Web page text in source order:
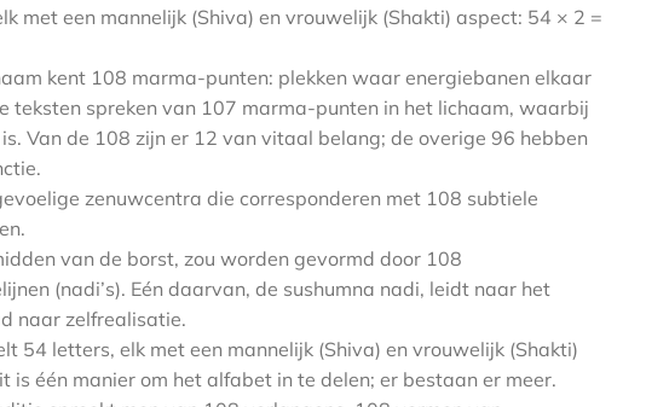
met een mannelijk (Shiva) en vrouwelijk (Shakti) aspect: 54 × 2 =
kent 108 marma-punten: plekken waar energiebanen elkaar
teksten spreken van 107 marma-punten in het lichaam, waarbij
Van de 108 zijn er 12 van vitaal belang; de overige 96 hebben
zenuwcentra die corresponderen met 108 subtiele
van de borst, zou worden gevormd door 108
(nadi’s). Eén daarvan, de sushumna nadi, leidt naar het
naar zelfrealisatie.
54 letters, elk met een mannelijk (Shiva) en vrouwelijk (Shakti)
is één manier om het alfabet in te delen; er bestaan er meer.